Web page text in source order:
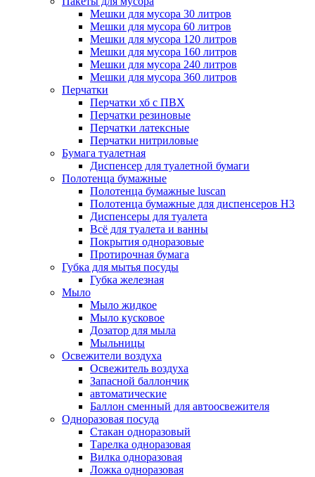
Мешки для мусора 30 литров
Мешки для мусора 60 литров
Мешки для мусора 120 литров
Мешки для мусора 160 литров
Мешки для мусора 240 литров
Мешки для мусора 360 литров
Перчатки
Перчатки хб с ПВХ
Перчатки резиновые
Перчатки латексные
Перчатки нитриловые
Бумага туалетная
Диспенсер для туалетной бумаги
Полотенца бумажные
Полотенца бумажные luscan
Полотенца бумажные для диспенсеров H3
Диспенсеры для туалета
Всё для туалета и ванны
Покрытия одноразовые
Протирочная бумага
Губка для мытья посуды
Губка железная
Мыло
Мыло жидкое
Мыло кусковое
Дозатор для мыла
Мыльницы
Освежители воздуха
Освежитель воздуха
Запасной баллончик
автоматические
Баллон сменный для автоосвежителя
Одноразовая посуда
Стакан одноразовый
Тарелка одноразовая
Вилка одноразовая
Ложка одноразовая